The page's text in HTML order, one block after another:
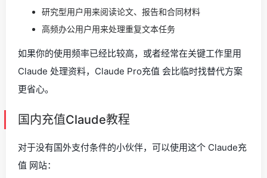
研究型用户用来阅读论文、报告和合同材料
高频办公用户用来处理重复文本任务
如果你的使用频率已经比较高，或者经常在关键工作里用
Claude 处理资料，Claude Pro充值 会比临时找替代方案
更省心。
国内充值Claude教程
对于没有国外支付条件的小伙伴，可以使用这个 Claude充
值 网站：